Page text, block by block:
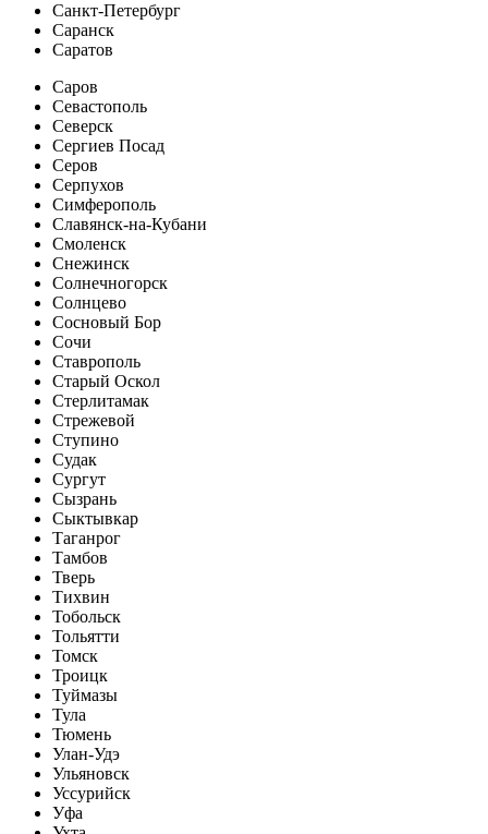
Санкт-Петербург
Саранск
Саратов
Саров
Севастополь
Северск
Сергиев Посад
Серов
Серпухов
Симферополь
Славянск-на-Кубани
Смоленск
Снежинск
Солнечногорск
Солнцево
Сосновый Бор
Сочи
Ставрополь
Старый Оскол
Стерлитамак
Стрежевой
Ступино
Судак
Сургут
Сызрань
Сыктывкар
Таганрог
Тамбов
Тверь
Тихвин
Тобольск
Тольятти
Томск
Троицк
Туймазы
Тула
Тюмень
Улан-Удэ
Ульяновск
Уссурийск
Уфа